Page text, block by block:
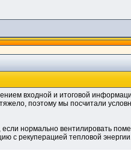
входной и итоговой
поэтому мы посчитали
нормально вентилировать
с рекуперацией тепловой